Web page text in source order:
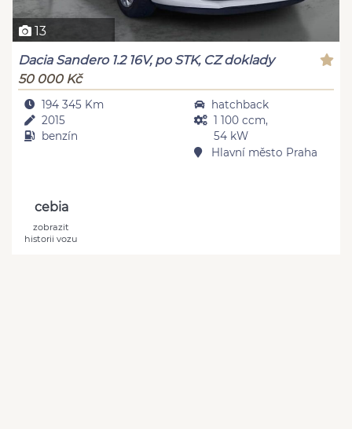
13
Dacia Sandero 1.2 16V, po STK, CZ doklady
50 000 Kč
194 345 Km
2015
benzín
hatchback
1 100 ccm,
54 kW
Hlavní město Praha
cebia
zobrazit
historii vozu